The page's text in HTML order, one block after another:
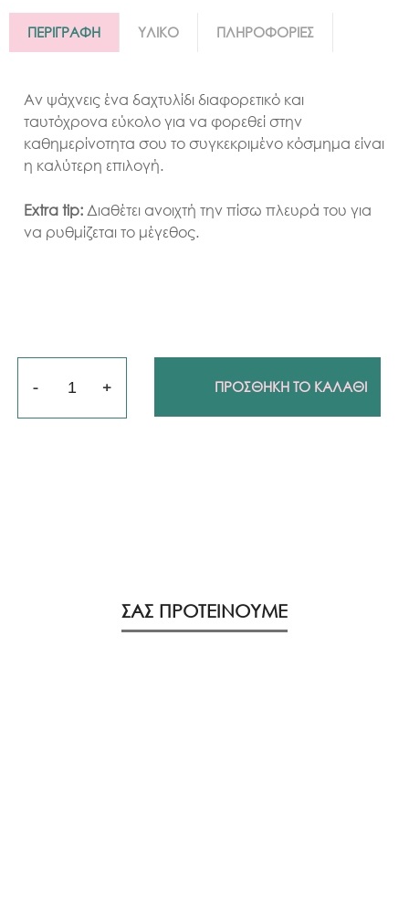
ΠΕΡΙΓΡΑΦΗ ΥΛΙΚΟ ΠΛΗΡΟΦΟΡΙΕΣ
Αν ψάχνεις ένα δαχτυλίδι διαφορετικό και
ταυτόχρονα εύκολο για να φορεθεί στην
καθημερίνοτητα σου το συγκεκριμένο κόσμημα είναι
η καλύτερη επιλογή.
Extra tip:Διαθέτει ανοιχτή την πίσω πλευρά του για
να ρυθμίζεται το μέγεθος.
Ποσότητα ΠΡΟΣΘΗΚΗ ΤΟ ΚΑΛΑΘΙ
ΣΑΣ ΠΡΟΤΕΙΝΟΥΜΕ